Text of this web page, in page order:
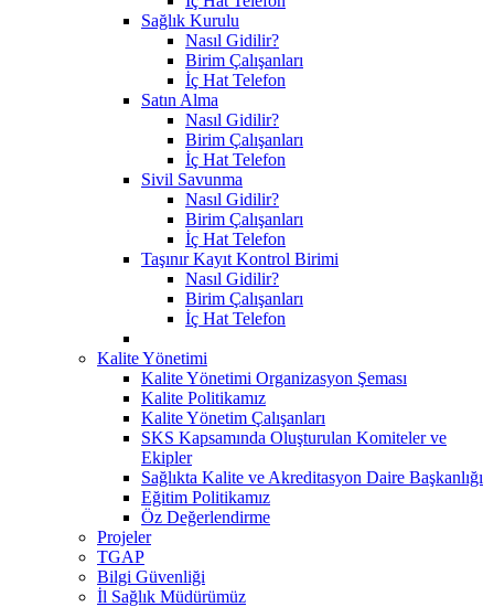
Sağlık Kurulu
Nasıl Gidilir?
Birim Çalışanları
İç Hat Telefon
Satın Alma
Nasıl Gidilir?
Birim Çalışanları
İç Hat Telefon
Sivil Savunma
Nasıl Gidilir?
Birim Çalışanları
İç Hat Telefon
Taşınır Kayıt Kontrol Birimi
Nasıl Gidilir?
Birim Çalışanları
İç Hat Telefon
Kalite Yönetimi
Kalite Yönetimi Organizasyon Şeması
Kalite Politikamız
Kalite Yönetim Çalışanları
SKS Kapsamında Oluşturulan Komiteler ve
Ekipler
Sağlıkta Kalite ve Akreditasyon Daire Başkanlığı
Eğitim Politikamız
Öz Değerlendirme
Projeler
TGAP
Bilgi Güvenliği
İl Sağlık Müdürümüz